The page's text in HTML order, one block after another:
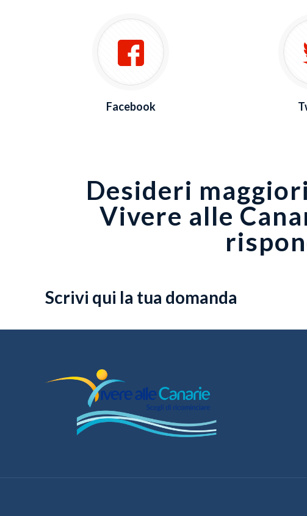
Facebook
Desideri
Vivere alle
Scrivi qui la tua domanda